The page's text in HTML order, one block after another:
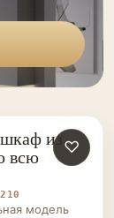
ЗАКАЗ ♡
из
всю
модель